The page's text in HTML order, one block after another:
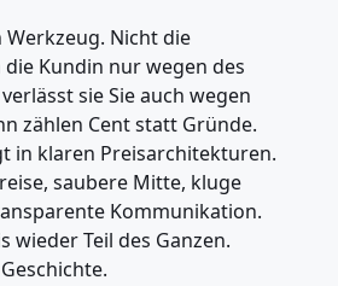
Werkzeug. Nicht die
Kundin nur wegen des
sie Sie auch wegen
zählen Cent statt Gründe.
in klaren Preisarchitekturen.
saubere Mitte, kluge
Kommunikation.
wieder Teil des Ganzen.